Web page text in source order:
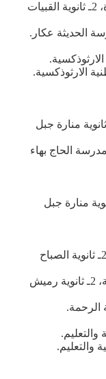
ـ 2001/2002: 1ـ انترناسيونال سكول الكورة، 2ـ ثانوية القبيات
1ـ ثانوية الغازية الرسمية، 2ـ ثانوية منارة جبل
2004: 1ـ ثانوية المصطفى صور، 2ـ مدرسة الحاج بهاء
1ـ رفيق الحريري صيدا، 2ـ ثانوية منارة جبل
ـ 99 /2000: 1ـ ثانوية رمال رمال الرسمية، 2ـ ثانوية الصباح
ـ 2001/2002: 1ـ ثانوية رمال رمال الرسمية، 2ـ ثانوية رميش